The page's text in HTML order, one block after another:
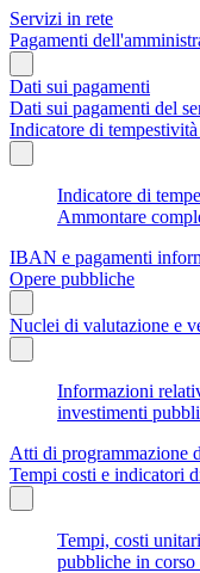
Servizi in rete
Pagamenti
Dati sui pagamenti
Dati sui pagamenti del
Indicatore di
Indicatore di
Ammontare
IBAN e pagamenti
Opere pubbliche
Nuclei di valutazione e
Informazioni
investimenti
Atti di programmazione
Tempi costi e indicatori
Tempi, costi
pubbliche in corso